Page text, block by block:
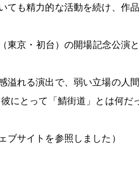
も精力的な活動を続け、作
東京・初台）の開場記念公演
溢れる演出で、弱い立場の人
にとって「鯖街道」とは何だ
ブサイトを参照しました）